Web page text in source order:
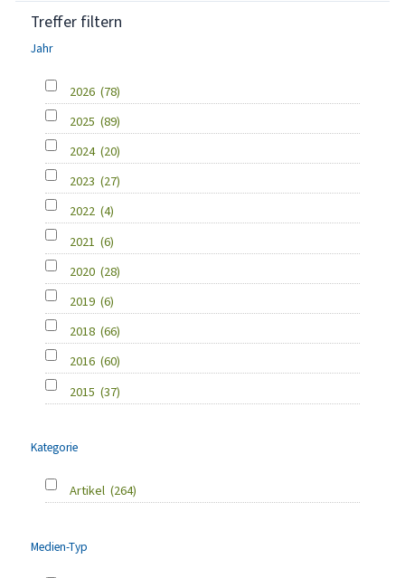
Treffer filtern
Jahr
2026 (78)
2025 (89)
2024 (20)
2023 (27)
2022 (4)
2021 (6)
2020 (28)
2019 (6)
2018 (66)
2016 (60)
2015 (37)
Kategorie
Artikel (264)
Medien-Typ